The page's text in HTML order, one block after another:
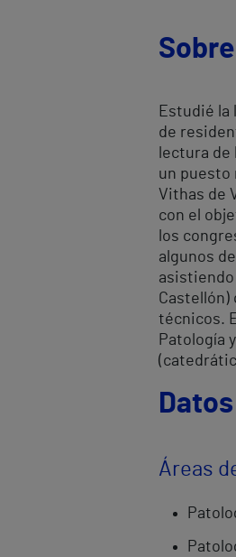
Estudié la
de
lectura
un puesto
Vithas de
con el
los
algunos
asistiendo
Castellón)
técnicos.
Patología
Áreas